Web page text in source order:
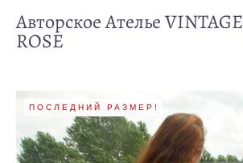
Авторское Ателье VINTAGE
ROSE
ПОСЛЕДНИЙ РАЗМЕР!